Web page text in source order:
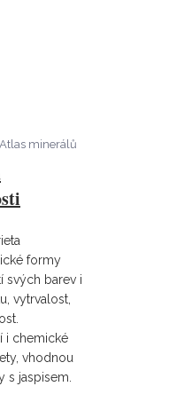
Atlas minerálů
formy
svých barev i
vytrvalost,
i chemické
vhodnou
s jaspisem.